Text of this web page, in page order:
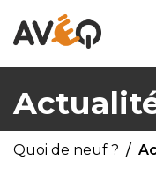
Quoi de neuf ?